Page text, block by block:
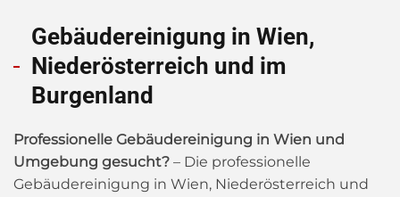
Gebäudereinigung in Wien,
Niederösterreich und im
Burgenland
Professionelle Gebäudereinigung in Wien und
Umgebung gesucht? – Die professionelle
Gebäudereinigung in Wien, Niederösterreich und